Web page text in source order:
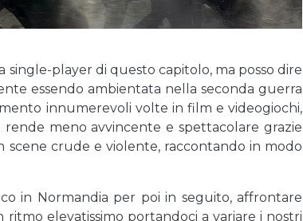
player di questo capitolo, ma posso dire
essendo ambientata nella seconda guerra
innumerevoli volte in film e videogiochi,
meno avvincente e spettacolare grazie
crude e violente, raccontando in modo
in Normandia per poi in seguito, affrontare
elevatissimo portandoci a variare i nostri